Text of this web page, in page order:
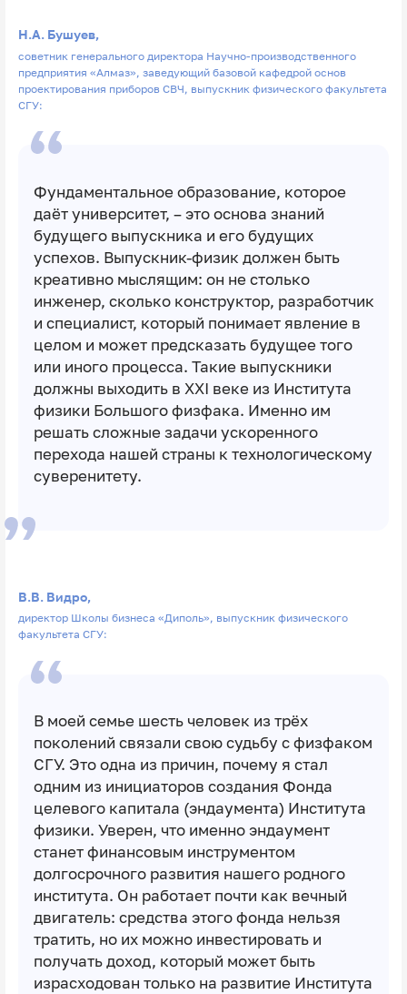
Н.А. Бушуев,
советник генерального директора Научно-производственного
предприятия «Алмаз», заведующий базовой кафедрой основ
проектирования приборов СВЧ, выпускник физического факультета
СГУ:
Фундаментальное образование, которое
даёт университет, – это основа знаний
будущего выпускника и его будущих
успехов. Выпускник-физик должен быть
креативно мыслящим: он не столько
инженер, сколько конструктор, разработчик
и специалист, который понимает явление в
целом и может предсказать будущее того
или иного процесса. Такие выпускники
должны выходить в XXI веке из Института
физики Большого физфака. Именно им
решать сложные задачи ускоренного
перехода нашей страны к технологическому
суверенитету.
В.В. Видро,
директор Школы бизнеса «Диполь», выпускник физического
факультета СГУ:
В моей семье шесть человек из трёх
поколений связали свою судьбу с физфаком
СГУ. Это одна из причин, почему я стал
одним из инициаторов создания Фонда
целевого капитала (эндаумента) Института
физики. Уверен, что именно эндаумент
станет финансовым инструментом
долгосрочного развития нашего родного
института. Он работает почти как вечный
двигатель: средства этого фонда нельзя
тратить, но их можно инвестировать и
получать доход, который может быть
израсходован только на развитие Института